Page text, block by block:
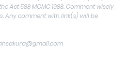
Act 588 MCMC 1988. Comment wisely,
Any comment with link(s) will be